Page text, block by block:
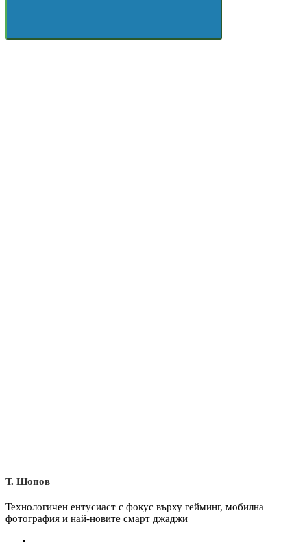
Т. Шопов
Технологичен ентусиаст с фокус върху гейминг, мобилна
фотография и най-новите смарт джаджи